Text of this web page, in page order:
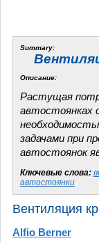
Summary:
Описание:
Растущая
автостоянках
задачами при
автостоянок
Ключевые слова:
автостоянки
Вентиляция
Alfio Berner